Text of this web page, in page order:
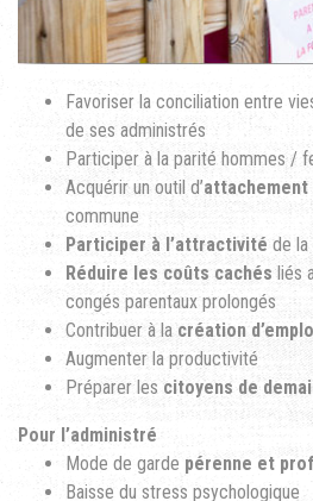
Favoriser la conciliation entre
de ses administrés
Participer à la parité hommes /
Acquérir un outil d’attachement
commune
Participer à l’attractivité de
Réduire les coûts cachésliés
congés parentaux prolongés
Contribuer à la création
Augmenter la productivité
Préparer les citoyens de
Pour l’administré
Mode de garde pérenne et
Baisse du stress psychologique